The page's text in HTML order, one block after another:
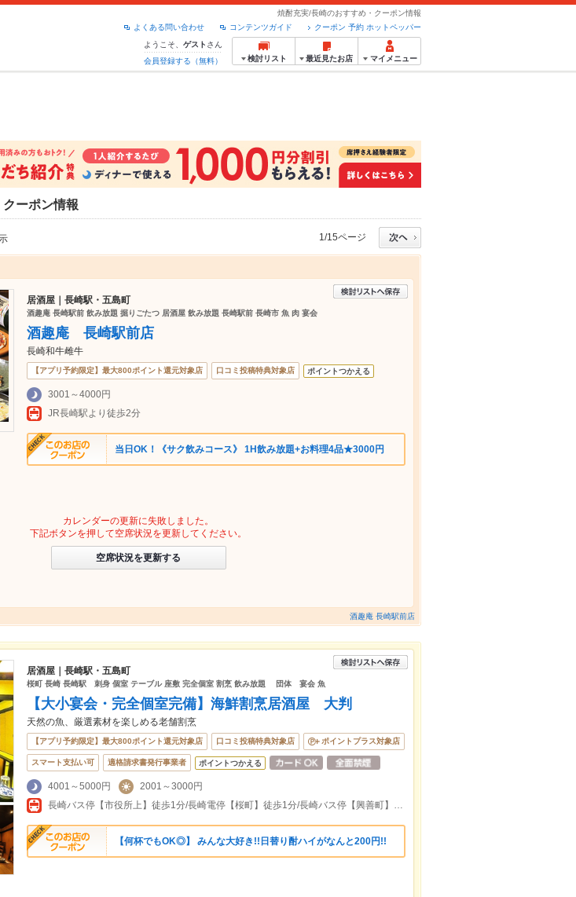
焼酎充実/長崎のおすすめ・クーポン情報
クーポン 予約 ホットペッパー
コンテンツガイド
よくある問い合わせ
ようこそ、 ゲスト さん
会員登録する（無料）
検討リスト 最近見たお店 マイメニュー
ーポン情報
1/15ページ
居酒屋｜長崎駅・五島町
酒趣庵 長崎駅前 飲み放題 掘りごたつ 居酒屋 飲み放題 長崎駅前 長崎市 魚 肉 宴会
酒趣庵 長崎駅前店
長崎和牛雌牛
【アプリ予約限定】最大800ポイント還元対象店 口コミ投稿特典対象店 ポイントつかえる
3001～4000円
JR長崎駅より徒歩2分
当日OK！《サク飲みコース》 1H飲み放題+お料理4品★3000円
カレンダーの更新に失敗しました。
下記ボタンを押して空席状況を更新してください。
空席状況を更新する
酒趣庵 長崎駅前店
居酒屋｜長崎駅・五島町
桜町 長崎 長崎駅 刺身 個室 テーブル 座敷 完全個室 割烹 飲み放題 団体 宴会 魚
【大小宴会・完全個室完備】海鮮割烹居酒屋 大判
天然の魚、厳選素材を楽しめる老舗割烹
【アプリ予約限定】最大800ポイント還元対象店 口コミ投稿特典対象店 ポイントプラス対象店
スマート支払い可 適格請求書発行事業者 ポイントつかえる
4001～5000円
2001～3000円
長崎バス停【市役所上】徒歩1分/長崎電停【桜町】徒歩1分/長崎バス停【興善町】徒歩3分/長崎市役所徒歩5分
【何杯でもOK◎】 みんな大好き!!日替り酎ハイがなんと200円!!